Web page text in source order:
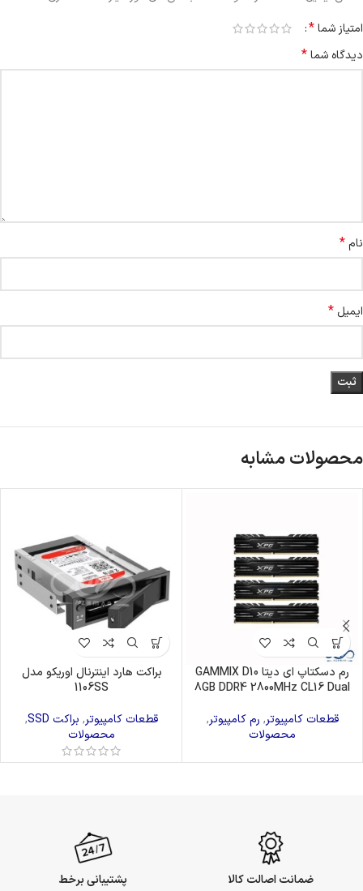
امتیاز شما*
دیدگاه شما*
نام*
ایمیل *
محصولات مشابه
رم دسکتاپ ای دیتا GAMMIX D10
8GB DDR4 2800MHz CL16 Dual
قطعات کامپیوتر, رم کامپیوتر,
محصولات
براکت هارد اینترنال اوریکو مدل
1106SS
قطعات کامپیوتر, براکت SSD
,
محصولات
ضمانت اصالت کالا پشتیبانی برخط